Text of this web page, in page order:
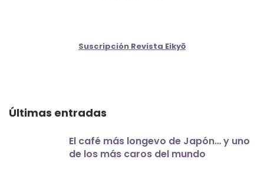
Suscripción Revista Eikyō
Últimas entradas
El café más longevo de Japón… y uno
de los más caros del mundo